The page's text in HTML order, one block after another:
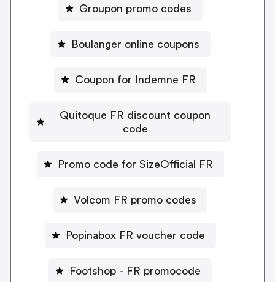
Groupon promo codes
Boulanger online coupons
Coupon for Indemne FR
Quitoque FR discount coupon
code
Promo code for SizeOfficial FR
Volcom FR promo codes
Popinabox FR voucher code
Footshop - FR promocode